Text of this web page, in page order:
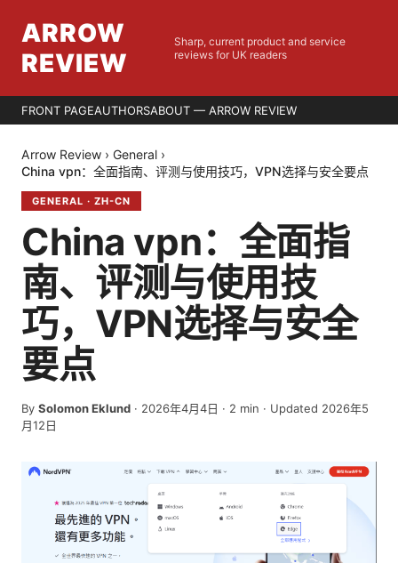
ARROW
REVIEW
Sharp, current product and service
reviews for UK readers
FRONT PAGEAUTHORSABOUT — ARROW REVIEW
Arrow Review › General ›
China vpn：全面指南、评测与使用技巧，VPN选择与安全要点
GENERAL · ZH-CN
China vpn：全面指
南、评测与使用技
巧，VPN选择与安全
要点
By Solomon Eklund · 2026年4月4日 · 2 min · Updated 2026年5
月12日